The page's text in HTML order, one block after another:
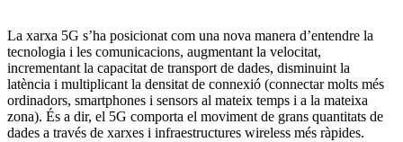
La xarxa 5G s’ha posicionat com una nova manera d’entendre la
tecnologia i les comunicacions, augmentant la velocitat,
incrementant la capacitat de transport de dades, disminuint la
latència i multiplicant la densitat de connexió (connectar molts més
ordinadors, smartphones i sensors al mateix temps i a la mateixa
zona). És a dir, el 5G comporta el moviment de grans quantitats de
dades a través de xarxes i infraestructures wireless més ràpides.